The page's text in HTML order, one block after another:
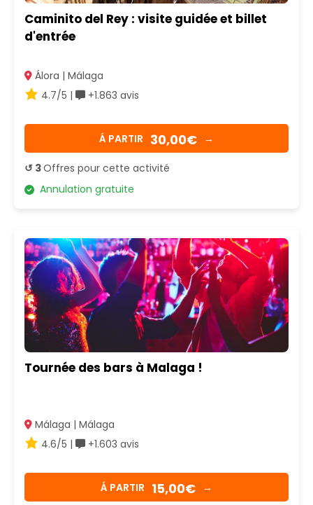
Caminito del Rey : visite guidée et billet
d'entrée
Álora | Málaga
4.7/5 |
+1.863 avis
Á PARTIR 30,00€ →
↺ 3Offres pour cette activité
Annulation gratuite
Tournée des bars à Malaga !
Málaga | Málaga
4.6/5 |
+1.603 avis
Á PARTIR 15,00€ →